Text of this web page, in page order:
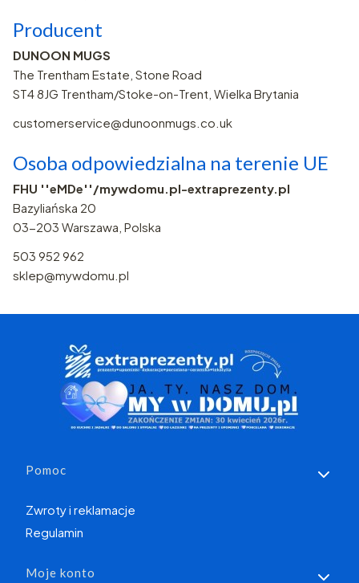
Producent
DUNOON MUGS
The Trentham Estate, Stone Road
ST4 8JG Trentham/Stoke-on-Trent, Wielka Brytania
customerservice@dunoonmugs.co.uk
Osoba odpowiedzialna na terenie UE
FHU ''eMDe''/mywdomu.pl-extraprezenty.pl
Bazyliańska 20
03-203 Warszawa, Polska
503 952 962
sklep@mywdomu.pl
Linki w stopce
Pomoc
Zwroty i reklamacje
Regulamin
Moje konto